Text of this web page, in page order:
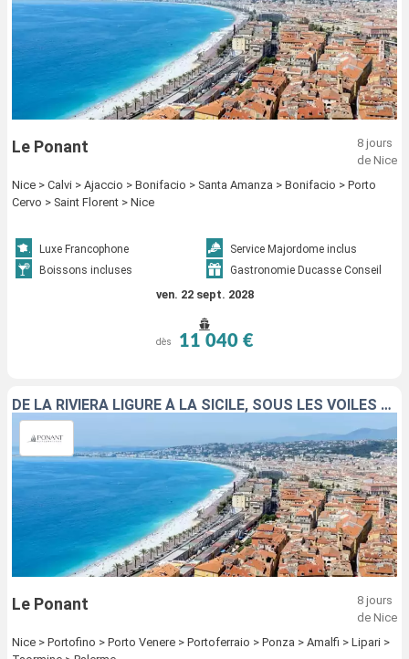
Le Ponant
8 jours
de Nice
Nice > Calvi > Ajaccio > Bonifacio > Santa Amanza > Bonifacio > Porto
Cervo > Saint Florent > Nice
Luxe Francophone
Service Majordome inclus
Boissons incluses
Gastronomie Ducasse Conseil
ven. 22 sept. 2028
dès 11 040 €
DE LA RIVIERA LIGURE À LA SICILE, SOUS LES VOILES DU PONANT
Le Ponant
8 jours
de Nice
Nice > Portofino > Porto Venere > Portoferraio > Ponza > Amalfi > Lipari >